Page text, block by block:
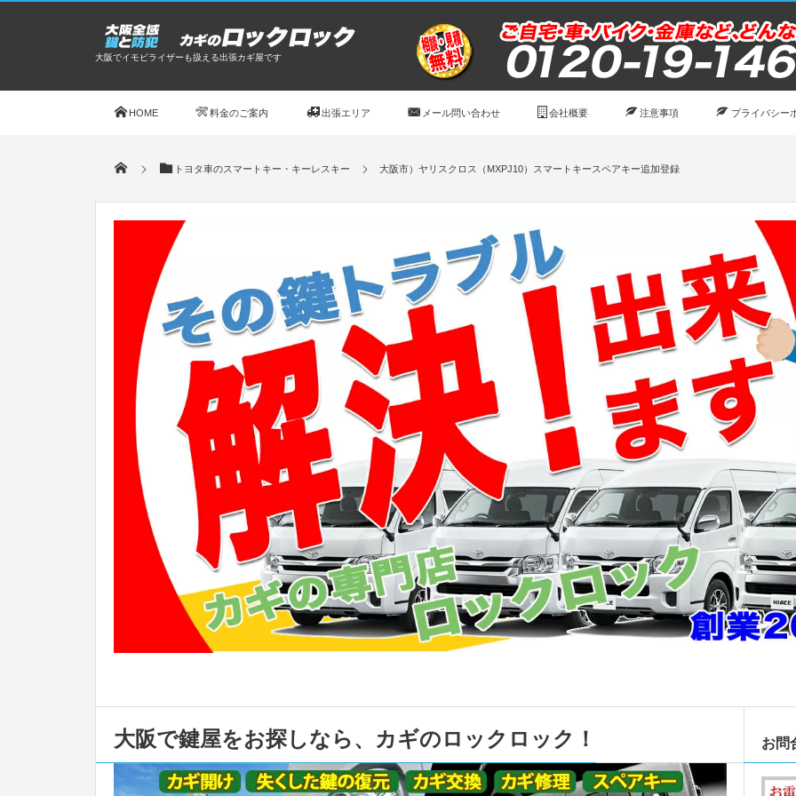
大阪でイモビライザーも扱える出張カギ屋です
HOME 料金のご案内 出張エリア メール問い合わせ 会社概要 注意事項 プライバシー
トヨタ車のスマートキー・キーレスキー 大阪市）ヤリスクロス（MXPJ10）スマートキースペアキー追加登録
大阪で鍵屋をお探しなら、カギのロックロック！ お問